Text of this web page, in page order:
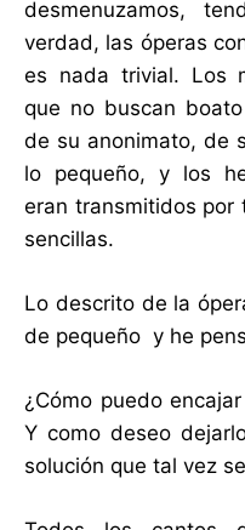
desmenuzamos,
verdad, las óperas
es nada trivial. Los
que no buscan
de su anonimato, de
lo pequeño, y los
eran transmitidos por
sencillas.
Lo descrito de la
de pequeño y he
¿Cómo puedo
Y como deseo
solución que tal vez